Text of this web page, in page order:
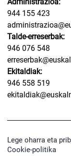
944 155 423
Talde-erreserbak:
946 076 548
Ekitaldiak:
946 558 519
Lege oharra eta
Cookie-politika